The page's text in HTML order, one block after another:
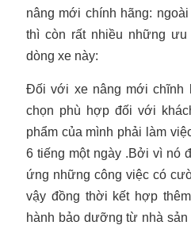
nâng mới chính hãng:
thì còn rất nhiều những
dòng xe này:
Đối với xe nâng mới chĩnh
chọn phù hợp đối với
phẩm của mình phải làm
6 tiếng một ngày .Bởi vì nó
ứng những công việc có
vậy đồng thời kết hợp
hành bảo dưỡng từ nhà